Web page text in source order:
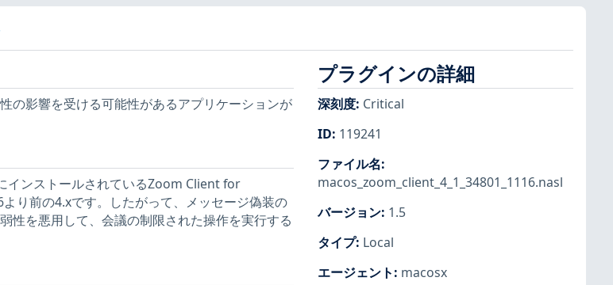
の影響を受ける可能性があるアプリケーションが
インストールされているZoom Client for
り前の4.xです。したがって、メッセージ偽装の
性を悪用して、会議の制限された操作を実行する
プラグインの詳細
深刻度: Critical
ID: 119241
ファイル名:
macos_zoom_client_4_1_34801_1116.nasl
バージョン: 1.5
タイプ: Local
エージェント: macosx